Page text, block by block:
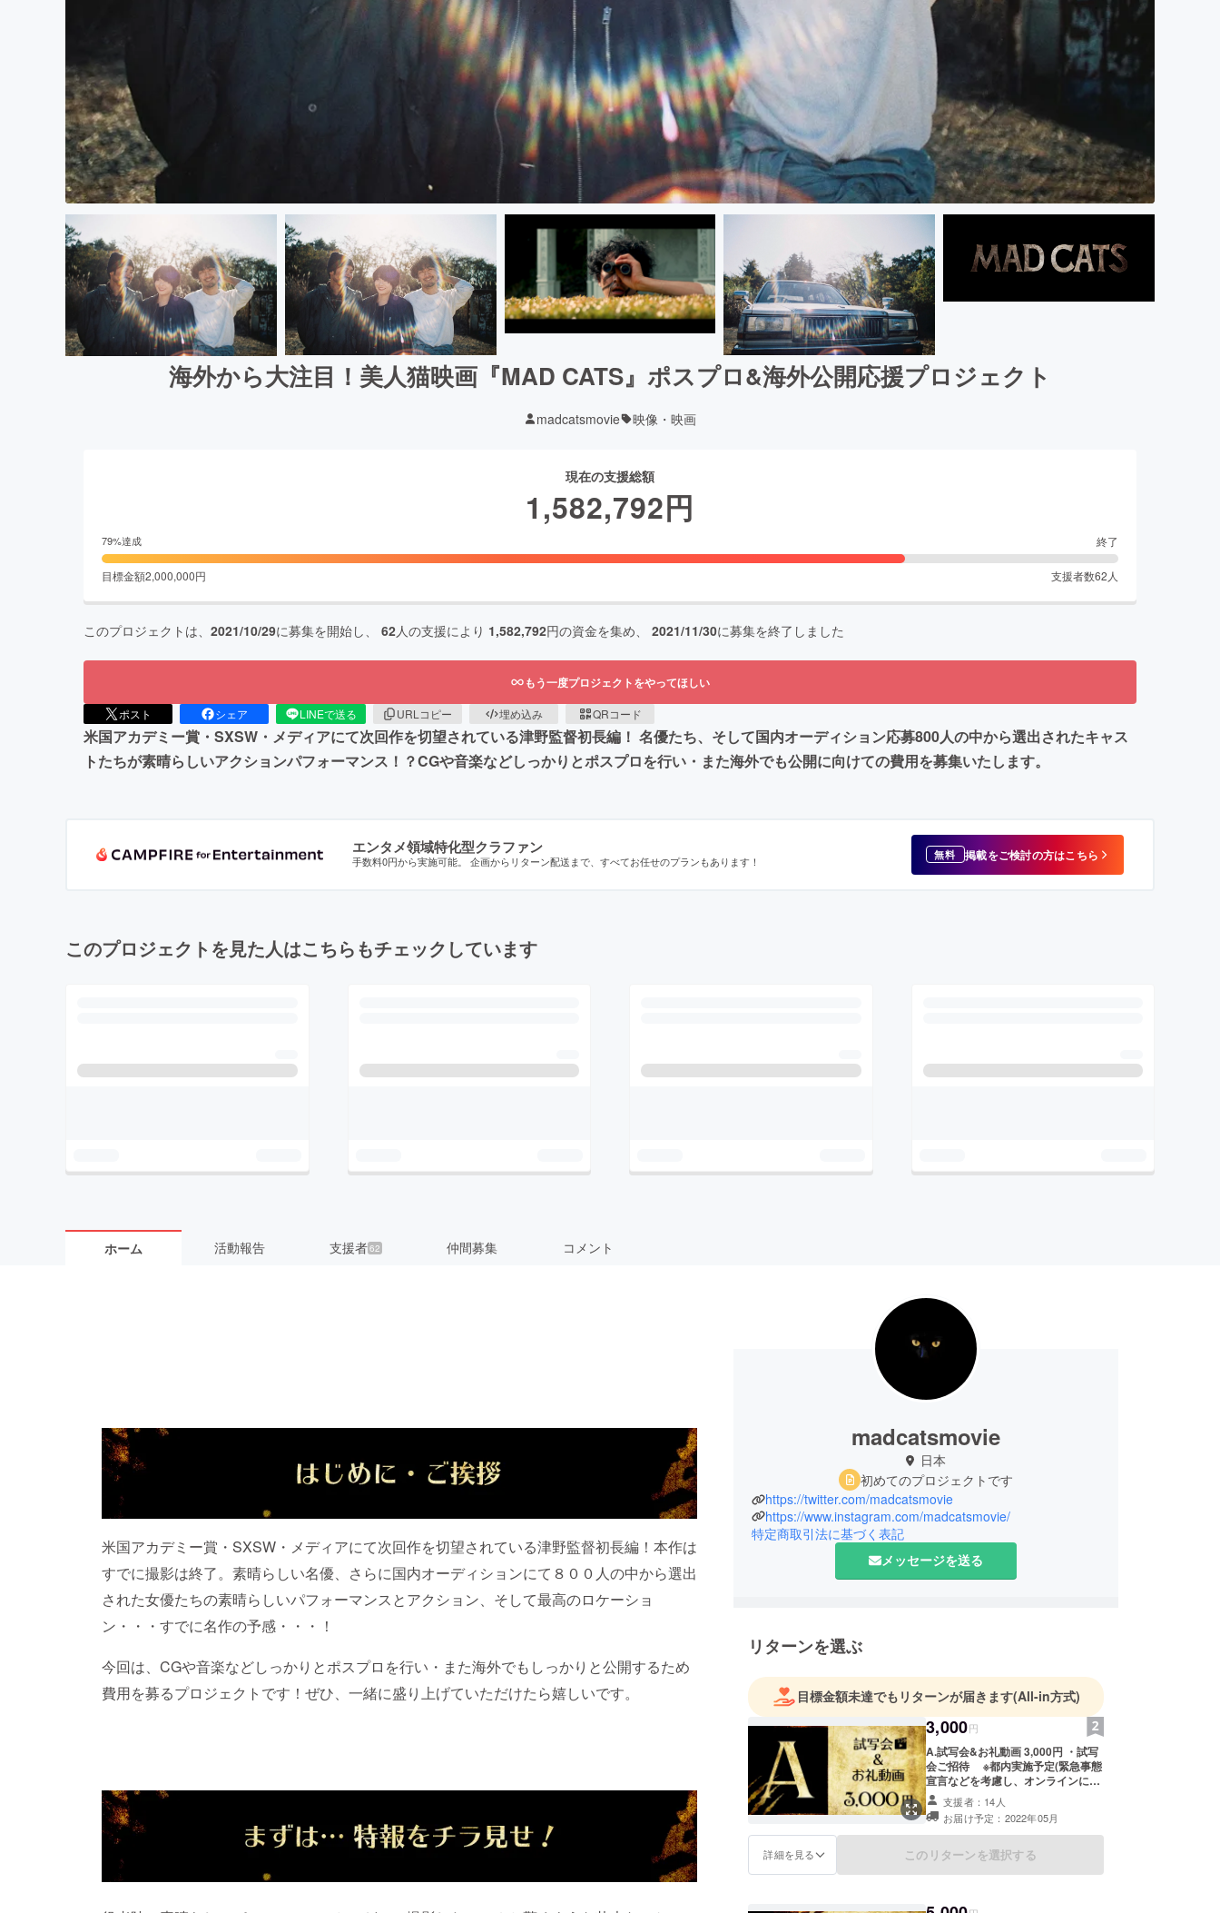
海外から大注目！美人猫映画『MAD CATS』ポスプロ&海外公開応援プロジェクト
madcatsmovie 映像・映画
現在の支援総額
1,582,792円
79%達成 終了
目標金額2,000,000円 支援者数62 人
このプロジェクトは、 2021/10/29に募集を開始し、 62人の支援により 1,582,792円の資金を集め、 2021/11/30に募集を終了しました
もう一度プロジェクトをやってほしい
ポスト シェア LINEで送る URLコピー 埋め込み QRコード
米国アカデミー賞・SXSW・メディアにて次回作を切望されている津野監督初長編！ 名優たち、そして国内オーディション応募800人の中から選出されたキャス
トたちが素晴らしいアクションパフォーマンス！？CGや音楽などしっかりとポスプロを行い・また海外でも公開に向けての費用を募集いたします。
エンタメ領域特化型クラファン
手数料0円から実施可能。 企画からリターン配送まで、すべてお任せのプランもあります！ 無料 掲載をご検討の方はこちら
このプロジェクトを見た人はこちらもチェックしています
ホーム 活動報告 支援者62 仲間募集 コメント
米国アカデミー賞・SXSW・メディアにて次回作を切望されている津野監督初長編！本作は
すでに撮影は終了。素晴らしい名優、さらに国内オーディションにて８００人の中から選出
された女優たちの素晴らしいパフォーマンスとアクション、そして最高のロケーショ
ン・・・すでに名作の予感・・・！
今回は、CGや音楽などしっかりとポスプロを行い・また海外でもしっかりと公開するため
費用を募るプロジェクトです！ぜひ、一緒に盛り上げていただけたら嬉しいです。
madcatsmovie
日本
初めてのプロジェクトです
https://twitter.com/madcatsmovie
https://www.instagram.com/madcatsmovie/
特定商取引法に基づく表記
メッセージを送る
リターンを選ぶ
目標金額未達でもリターンが届きます(All-in方式)
3,000円
A.試写会&お礼動画 3,000円 ・試写
会ご招待 ※都内実施予定(緊急事態
宣言などを考慮し、オンラインにな
る可能性もございます) ・メイン
キャスト・監督からの特別お礼動画
支援者：14人
お届け予定：2022年05月
詳細を見る このリターンを選択する